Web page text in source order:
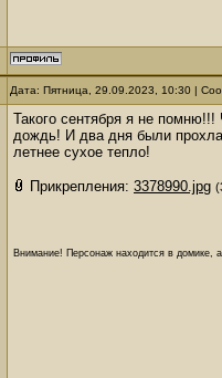
Дата: Пятница, 29.09.2023, 10:30 |
Такого сентября я не
дождь! И два дня были
летнее сухое тепло!
Прикрепления: 3378990.jpg
Внимание! Персонаж находится в домике,